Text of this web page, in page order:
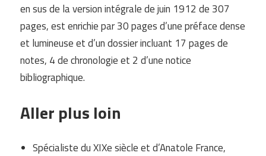
en sus de la version intégrale de juin 1912 de 307
pages, est enrichie par 30 pages d’une préface dense
et lumineuse et d’un dossier incluant 17 pages de
notes, 4 de chronologie et 2 d’une notice
bibliographique.
Aller plus loin
Spécialiste du XIXe siècle et d’Anatole France,